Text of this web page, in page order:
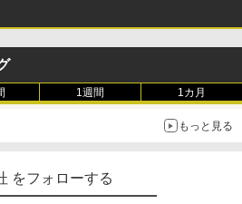
1週間 1カ月
もっと見る
をフォローする